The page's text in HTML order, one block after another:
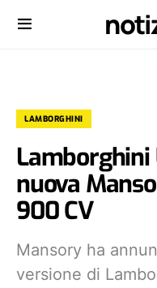
LAMBORGHINI
Lamborghini
nuova
900 CV
Mansory ha
versione di